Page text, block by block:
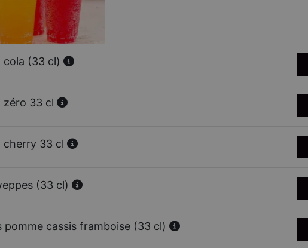
cola (33 cl)
zéro 33 cl
cherry 33 cl
(33 cl)
pomme cassis framboise (33 cl)